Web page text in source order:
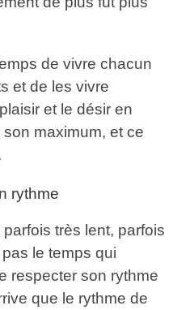
de vivre chacun
et de les vivre
et le désir en
son maximum, et ce
rythme
très lent, parfois
le temps qui
respecter son rythme
que le rythme de